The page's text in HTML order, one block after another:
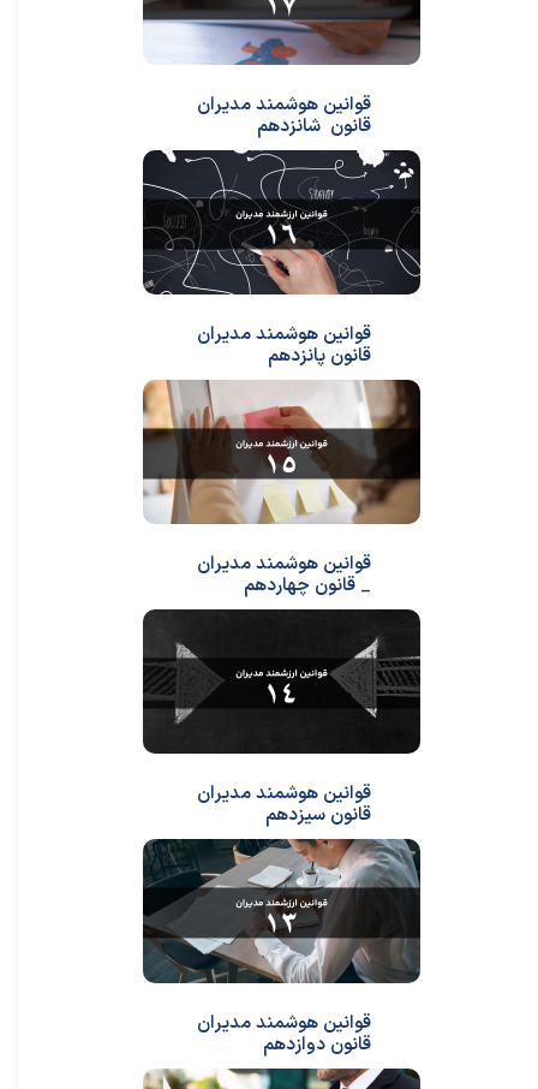
قوانین هوشمند مدیران
قانون شانزدهم
قوانین هوشمند مدیران
قانون پانزدهم
قوانین هوشمند مدیران
_ قانون چهاردهم
قوانین هوشمند مدیران
قانون سیزدهم
قوانین هوشمند مدیران
قانون دوازدهم